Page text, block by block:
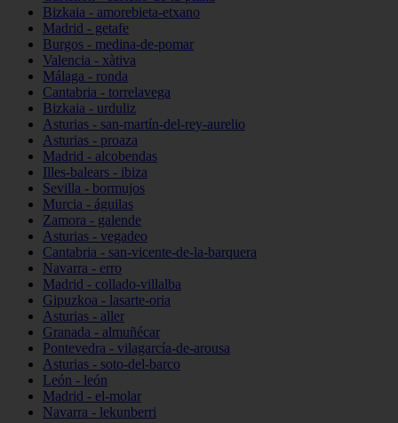
Bizkaia - amorebieta-etxano
Madrid - getafe
Burgos - medina-de-pomar
Valencia - xàtiva
Málaga - ronda
Cantabria - torrelavega
Bizkaia - urduliz
Asturias - san-martín-del-rey-aurelio
Asturias - proaza
Madrid - alcobendas
Illes-balears - ibiza
Sevilla - bormujos
Murcia - águilas
Zamora - galende
Asturias - vegadeo
Cantabria - san-vicente-de-la-barquera
Navarra - erro
Madrid - collado-villalba
Gipuzkoa - lasarte-oria
Asturias - aller
Granada - almuñécar
Pontevedra - vilagarcía-de-arousa
Asturias - soto-del-barco
León - león
Madrid - el-molar
Navarra - lekunberri